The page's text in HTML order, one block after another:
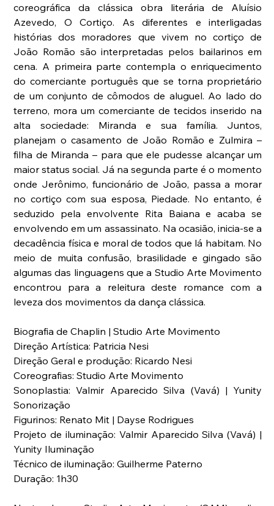
coreográfica da clássica obra literária de Aluísio
Azevedo, O Cortiço. As diferentes e interligadas
histórias dos moradores que vivem no cortiço de
João Romão são interpretadas pelos bailarinos em
cena. A primeira parte contempla o enriquecimento
do comerciante português que se torna proprietário
de um conjunto de cômodos de aluguel. Ao lado do
terreno, mora um comerciante de tecidos inserido na
alta sociedade: Miranda e sua família. Juntos,
planejam o casamento de João Romão e Zulmira –
filha de Miranda – para que ele pudesse alcançar um
maior status social. Já na segunda parte é o momento
onde Jerônimo, funcionário de João, passa a morar
no cortiço com sua esposa, Piedade. No entanto, é
seduzido pela envolvente Rita Baiana e acaba se
envolvendo em um assassinato. Na ocasião, inicia-se a
decadência física e moral de todos que lá habitam. No
meio de muita confusão, brasilidade e gingado são
algumas das linguagens que a Studio Arte Movimento
encontrou para a releitura deste romance com a
leveza dos movimentos da dança clássica.
Biografia de Chaplin | Studio Arte Movimento
Direção Artística: Patricia Nesi
Direção Geral e produção: Ricardo Nesi
Coreografias: Studio Arte Movimento
Sonoplastia: Valmir Aparecido Silva (Vavá) | Yunity
Sonorização
Figurinos: Renato Mit | Dayse Rodrigues
Projeto de iluminação: Valmir Aparecido Silva (Vavá) |
Yunity Iluminação
Técnico de iluminação: Guilherme Paterno
Duração: 1h30